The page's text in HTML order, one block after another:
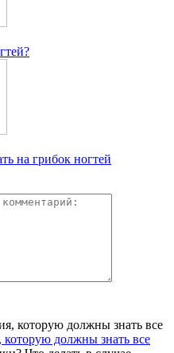
на грибок ногтей
должны знать все